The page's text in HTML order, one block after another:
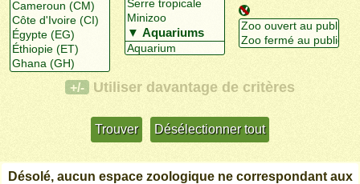
+/- Utiliser davantage de critères
Désolé, aucun espace zoologique ne correspondant aux